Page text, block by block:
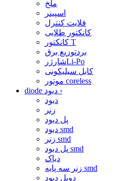
ملخ
اسپینر
فلایت کنترل
کانکتور طلایی
کانکتور T
بردتوزیع برق
شارژرLi-Po
کابل سیلیکونی
موتور coreless
›
دیود
زنر
پل دیود
دیود smd
زنر smd
پل دیود smd
دیاک
زنر سه پایه smd
دوبل دیود